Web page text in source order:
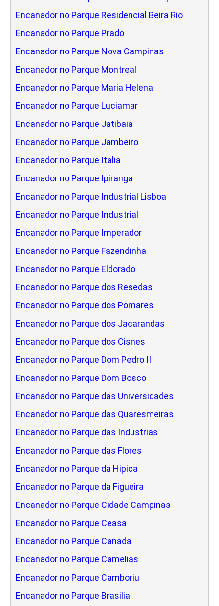
Encanador no Parque Residencial Beira Rio
Encanador no Parque Prado
Encanador no Parque Nova Campinas
Encanador no Parque Montreal
Encanador no Parque Maria Helena
Encanador no Parque Luciamar
Encanador no Parque Jatibaia
Encanador no Parque Jambeiro
Encanador no Parque Italia
Encanador no Parque Ipiranga
Encanador no Parque Industrial Lisboa
Encanador no Parque Industrial
Encanador no Parque Imperador
Encanador no Parque Fazendinha
Encanador no Parque Eldorado
Encanador no Parque dos Resedas
Encanador no Parque dos Pomares
Encanador no Parque dos Jacarandas
Encanador no Parque dos Cisnes
Encanador no Parque Dom Pedro II
Encanador no Parque Dom Bosco
Encanador no Parque das Universidades
Encanador no Parque das Quaresmeiras
Encanador no Parque das Industrias
Encanador no Parque das Flores
Encanador no Parque da Hipica
Encanador no Parque da Figueira
Encanador no Parque Cidade Campinas
Encanador no Parque Ceasa
Encanador no Parque Canada
Encanador no Parque Camelias
Encanador no Parque Camboriu
Encanador no Parque Brasilia